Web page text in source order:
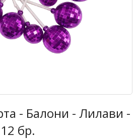
- Балони - Лилави -
бр.